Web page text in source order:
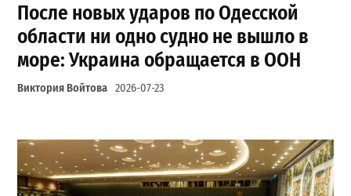
После новых ударов по Одесской
области ни одно судно не вышло в
море: Украина обращается в ООН
Виктория Войтова 2026-07-23